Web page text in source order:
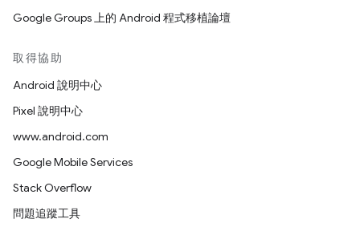
Google Groups 上的 Android 程式移植論壇
取得協助
Android 說明中心
Pixel 說明中心
www.android.com
Google Mobile Services
Stack Overflow
問題追蹤工具